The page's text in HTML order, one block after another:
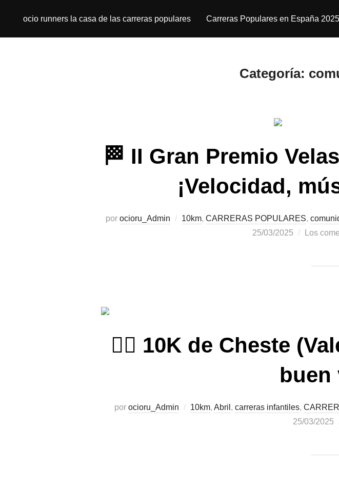
ocio runners la casa de las carreras populares Carreras Populares en España 2025
Categoría:
🏁 II Gran Premio
¡Velocidad,
por ocioru_Admin 10km, CARRERAS POPULARES,
25/03/2025
Los
🏃‍♂️ 10K de Cheste
buen
por ocioru_Admin 10km, Abril , carreras infantiles,
25/03/2025